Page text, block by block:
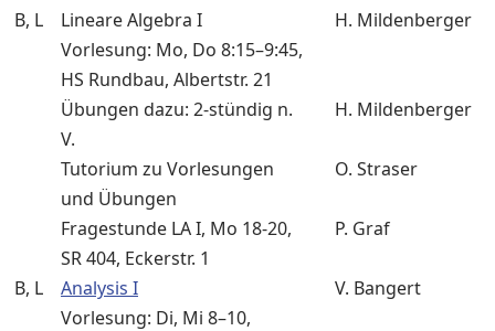
B, L Lineare Algebra I
H. Mildenberger
Vorlesung: Mo, Do 8:15–9:45,
HS Rundbau, Albertstr. 21
Übungen dazu: 2-stündig n.
V.
H. Mildenberger
Tutorium zu Vorlesungen
und Übungen
O. Straser
Fragestunde LA I, Mo 18-20,
SR 404, Eckerstr. 1
P. Graf
B, L Analysis I
V. Bangert
Vorlesung: Di, Mi 8–10,